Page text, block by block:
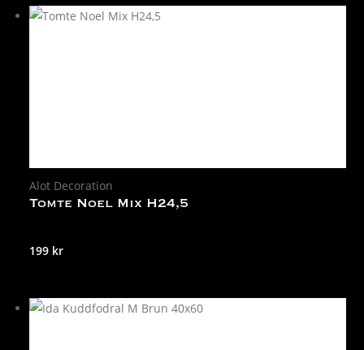
Alot Decoration
Tomte Noel Mix H24,5
199 kr